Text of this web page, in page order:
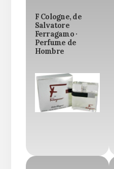
F Cologne, de
Salvatore
Ferragamo ·
Perfume de
Hombre